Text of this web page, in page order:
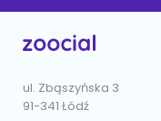
ul. Zbąszyńska 3
91-341 Łódź